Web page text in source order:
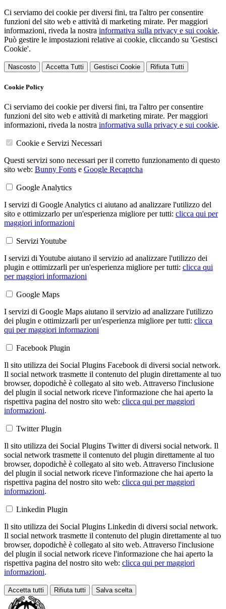
Ci serviamo dei cookie per diversi fini, tra l'altro per consentire
funzioni del sito web e attività di marketing mirate. Per maggiori
informazioni, riveda la nostra informativa sulla privacy e sui cookie.
Può gestire le impostazioni relative ai cookie, cliccando su 'Gestisci
Cookie'.
Nascosto Accetta Tutti Gestisci Cookie Rifiuta Tutti
Cookie Policy
Ci serviamo dei cookie per diversi fini, tra l'altro per consentire
funzioni del sito web e attività di marketing mirate. Per maggiori
informazioni, riveda la nostra informativa sulla privacy e sui cookie.
Cookie e Servizi Necessari
Questi servizi sono necessari per il corretto funzionamento di questo
sito web: Bunny Fonts e Google Recaptcha
Google Analytics
I servizi di Google Analytics ci aiutano ad analizzare l'utilizzo del
sito e ottimizzarlo per un'esperienza migliore per tutti: clicca qui per
maggiori informazioni
Servizi Youtube
I servizi di Youtube aiutano il servizio ad analizzare l'utilizzo dei
plugin e ottimizzarli per un'esperienza migliore per tutti: clicca qui
per maggiori informazioni
Google Maps
I servizi di Google Maps aiutano il servizio ad analizzare l'utilizzo
dei plugin e ottimizzarli per un'esperienza migliore per tutti: clicca
qui per maggiori informazioni
Facebook Plugin
Il sito utilizza dei Social Plugins Facebook di diversi social network.
Il social network trasmette il contenuto del plugin direttamente al tuo
browser, dopodichè è collegato al sito web. Attraverso l'inclusione
del plugin il social network riceve l'informazione che hai aperto la
rispettiva pagina del nostro sito web: clicca qui per maggiori
informazioni.
Twitter Plugin
Il sito utilizza dei Social Plugins Twitter di diversi social network. Il
social network trasmette il contenuto del plugin direttamente al tuo
browser, dopodichè è collegato al sito web. Attraverso l'inclusione
del plugin il social network riceve l'informazione che hai aperto la
rispettiva pagina del nostro sito web: clicca qui per maggiori
informazioni.
Linkedin Plugin
Il sito utilizza dei Social Plugins Linkedin di diversi social network.
Il social network trasmette il contenuto del plugin direttamente al tuo
browser, dopodichè è collegato al sito web. Attraverso l'inclusione
del plugin il social network riceve l'informazione che hai aperto la
rispettiva pagina del nostro sito web: clicca qui per maggiori
informazioni.
Accetta tutti Rifiuta tutti Salva scelta
Loading...